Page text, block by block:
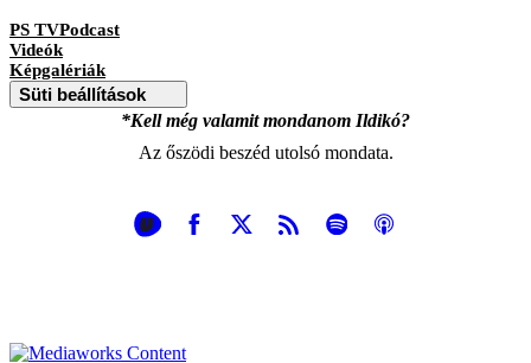
PS TVPodcast
Videók
Képgalériák
Süti beállítások
*Kell még valamit mondanom Ildikó?
Az őszödi beszéd utolsó mondata.